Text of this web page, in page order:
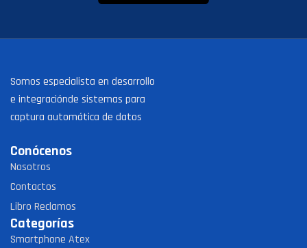
Somos especialista en desarrollo
e integraciónde sistemas para
captura automática de datos
Conócenos
Nosotros
Contactos
Libro Reclamos
Categorías
Smartphone Atex